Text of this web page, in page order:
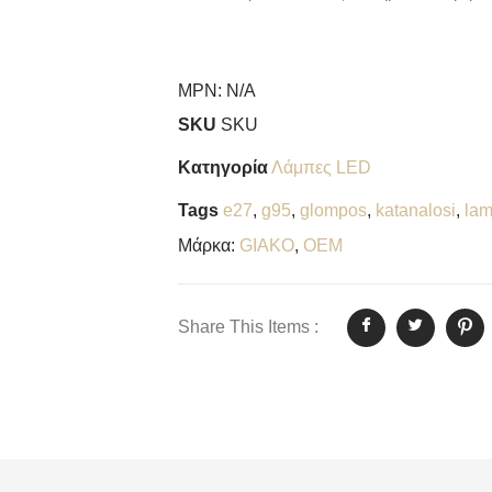
MPN: N/A
SKU SKU
ΚατηγορίαΛάμπες LED
Tags e27, g95, glompos, katanalosi,
Μάρκα: GIAKO, OEM
Share This Items :